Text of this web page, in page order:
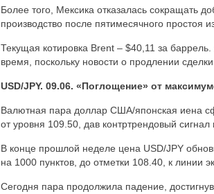
Более того, Мексика отказалась сокращать
производство после пятимесячного простоя
Текущая котировка Brent – $40,11 за
время, поскольку новости о продлении
USD/JPY. 09.06. «Поглощение» от
Валютная пара доллар США/японская иена
от уровня 109.50, дав контртрендовый сигнал
В конце прошлой неделе цена USD/JPY
на 1000 пунктов, до отметки 108.40, к линии
Сегодня пара продолжила падение,